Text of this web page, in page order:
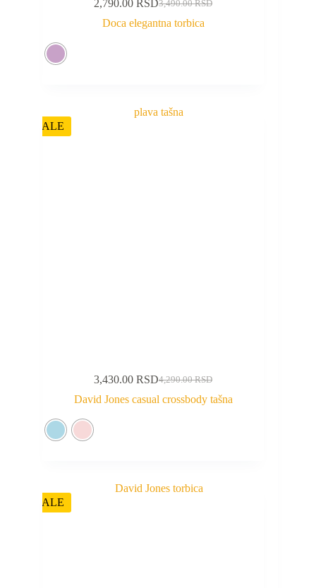
3,490.00RSD
2,790.00 RSD
Doca elegantna torbica
SALE
4,290.00RSD
3,430.00RSD
David Jones casual crossbody tašna
SALE